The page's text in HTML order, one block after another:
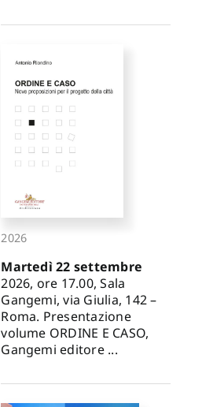
2026
Martedì 22 settembre
2026, ore 17.00, Sala
Gangemi, via Giulia, 142 –
Roma. Presentazione
volume ORDINE E CASO,
Gangemi editore ...